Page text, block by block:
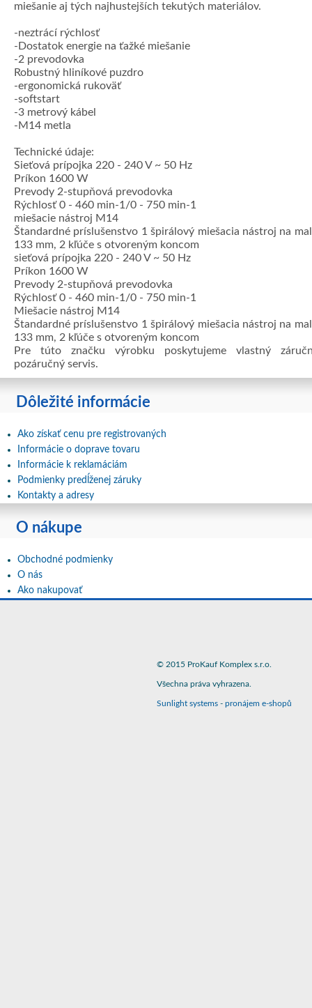
4 obrázky v galérii
miešanie aj tých najhustejších tekutých materiálov.
-neztrácí rýchlosť
-Dostatok energie na ťažké miešanie
-2 prevodovka
Robustný hliníkové puzdro
-ergonomická rukoväť
-softstart
-3 metrový kábel
-M14 metla
Technické údaje:
Sieťová prípojka 220 - 240 V ~ 50 Hz
Príkon 1600 W
Prevody 2-stupňová prevodovka
Rýchlosť 0 - 460 min-1/0 - 750 min-1
miešacie nástroj M14
Štandardné príslušenstvo 1 špirálový miešacia nástroj na
133 mm, 2 kľúče s otvoreným koncom
sieťová prípojka 220 - 240 V ~ 50 Hz
Príkon 1600 W
Prevody 2-stupňová prevodovka
Rýchlosť 0 - 460 min-1/0 - 750 min-1
Miešacie nástroj M14
Štandardné príslušenstvo 1 špirálový miešacia nástroj na
133 mm, 2 kľúče s otvoreným koncom
Pre túto značku výrobku poskytujeme vlastný
pozáručný servis.
Dôležité informácie
Ako získať cenu pre registrovaných
Informácie o doprave tovaru
Informácie k reklamáciám
Podmienky predĺženej záruky
Kontakty a adresy
O nákupe
Obchodné podmienky
O nás
Ako nakupovať
© 2015 ProKauf Komplex s.r.o.
Všechna práva vyhrazena.
Sunlight systems - pronájem e-shopů